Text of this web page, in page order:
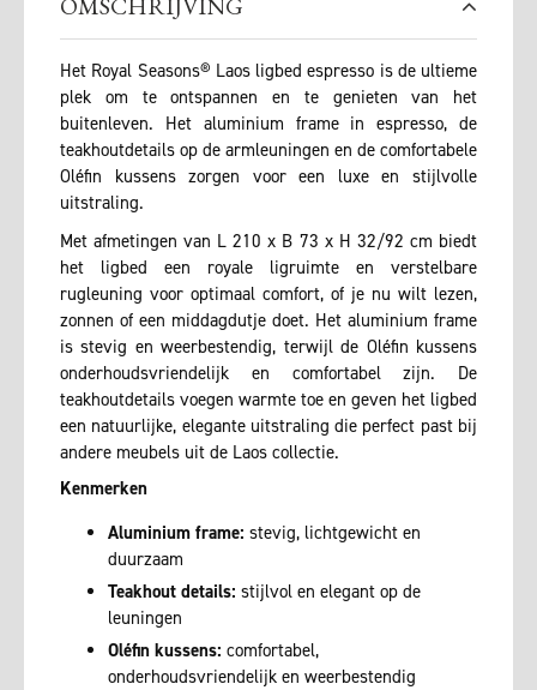
Het Royal Seasons® Laos ligbed espresso is de ultieme
plek om te ontspannen en te genieten van het
buitenleven. Het aluminium frame in espresso, de
teakhoutdetails op de armleuningen en de comfortabele
Oléfin kussens zorgen voor een luxe en stijlvolle
uitstraling.
Met afmetingen van L 210 x B 73 x H 32/92 cm biedt
het ligbed een royale ligruimte en verstelbare
rugleuning voor optimaal comfort, of je nu wilt lezen,
zonnen of een middagdutje doet. Het aluminium frame
is stevig en weerbestendig, terwijl de Oléfin kussens
onderhoudsvriendelijk en comfortabel zijn. De
teakhoutdetails voegen warmte toe en geven het ligbed
een natuurlijke, elegante uitstraling die perfect past bij
andere meubels uit de Laos collectie.
Kenmerken
Aluminium frame: stevig, lichtgewicht en
duurzaam
Teakhout details: stijlvol en elegant op de
leuningen
Oléfin kussens: comfortabel,
onderhoudsvriendelijk en weerbestendig